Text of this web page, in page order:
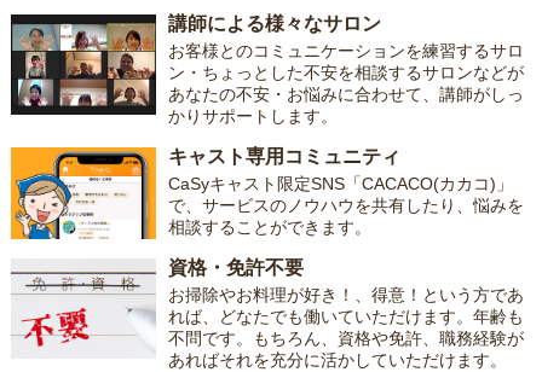
講師による様々なサロン
お客様とのコミュニケーションを練習するサロ
ン・ちょっとした不安を相談するサロンなどが
あなたの不安・お悩みに合わせて、講師がしっ
かりサポートします。
キャスト専用コミュニティ
CaSyキャスト限定SNS「CACACO(カカコ)」
で、サービスのノウハウを共有したり、悩みを
相談することができます。
資格・免許不要
お掃除やお料理が好き！、得意！という方であ
れば、どなたでも働いていただけます。年齢も
不問です。もちろん、資格や免許、職務経験が
あればそれを充分に活かしていただけます。